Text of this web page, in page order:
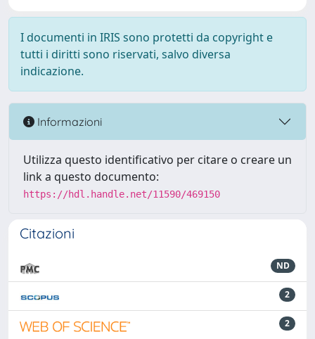
I documenti in IRIS sono protetti da copyright e
tutti i diritti sono riservati, salvo diversa
indicazione.
Informazioni
Utilizza questo identificativo per citare o creare un
link a questo documento:
https://hdl.handle.net/11590/469150
Citazioni
ND
2
2